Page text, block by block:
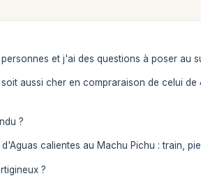
et j'ai des questions à poser au
aussi cher en compraraison de celui
?
calientes au Machu Pichu : train,
?